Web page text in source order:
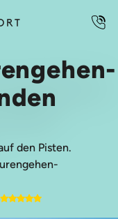
den Pisten.